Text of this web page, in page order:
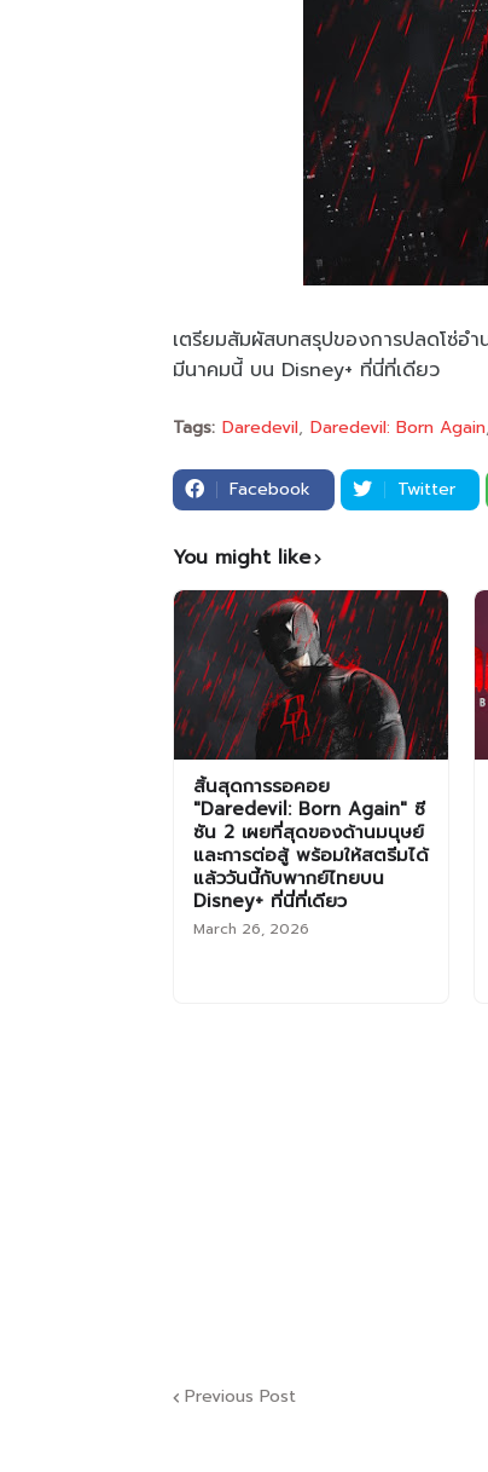
เตรียมสัมผัสบทสรุปของการปลดโซ่อ
มีนาคมนี้ บน Disney+ ที่นี่ที่เดียว
Tags: Daredevil Daredevil: Born Again
Facebook Twitter
You might like
สิ้นสุดการรอคอย
"Daredevil: Born Again" ซี
ซัน 2 เผยที่สุดของด้านมนุษย์
และการต่อสู้ พร้อมให้สตรีมได้
แล้ววันนี้กับพากย์ไทยบน
Disney+ ที่นี่ที่เดียว
March 26, 2026
Previous Post